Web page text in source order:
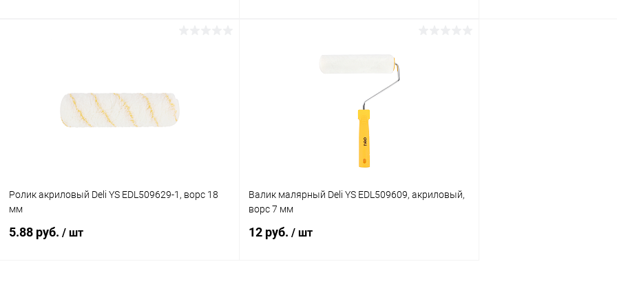
В наличии
К сравнению
Ролик акриловый Deli YS EDL509629-1, ворс 18
мм
5.88 руб. / шт
Валик малярный Deli YS EDL509609, акриловый,
ворс 7 мм
12 руб. / шт